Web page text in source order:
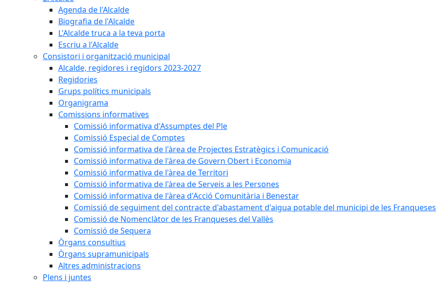
Agenda de l'Alcalde
Biografia de l'Alcalde
L'Alcalde truca a la teva porta
Escriu a l'Alcalde
Consistori i organització municipal
Alcalde, regidores i regidors 2023-2027
Regidories
Grups polítics municipals
Organigrama
Comissions informatives
Comissió informativa d'Assumptes del Ple
Comissió Especial de Comptes
Comissió informativa de l'àrea de Projectes Estratègics i Comunicació
Comissió informativa de l'àrea de Govern Obert i Economia
Comissió informativa de l'àrea de Territori
Comissió informativa de l'àrea de Serveis a les Persones
Comissió informativa de l'àrea d'Acció Comunitària i Benestar
Comissió de seguiment del contracte d'abastament d'aigua potable del municipi de les Franqueses
Comissió de Nomenclàtor de les Franqueses del Vallès
Comissió de Sequera
Òrgans consultius
Òrgans supramunicipals
Altres administracions
Plens i juntes